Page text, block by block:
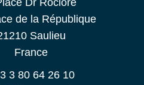
Dr Roclore
de la République
Saulieu
France
3 80 64 26 10